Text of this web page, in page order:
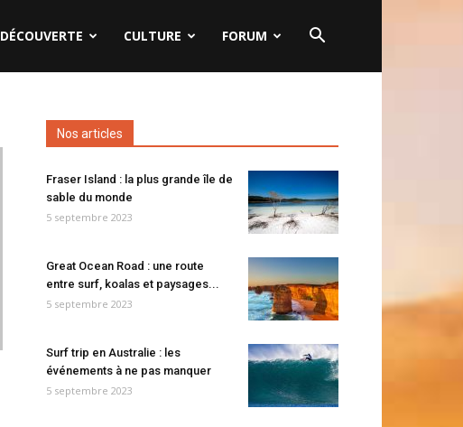
DÉCOUVERTE CULTURE FORUM
Nos articles
Fraser Island : la plus grande île de
sable du monde
5 septembre 2023
Great Ocean Road : une route
entre surf, koalas et paysages...
5 septembre 2023
Surf trip en Australie : les
événements à ne pas manquer
5 septembre 2023